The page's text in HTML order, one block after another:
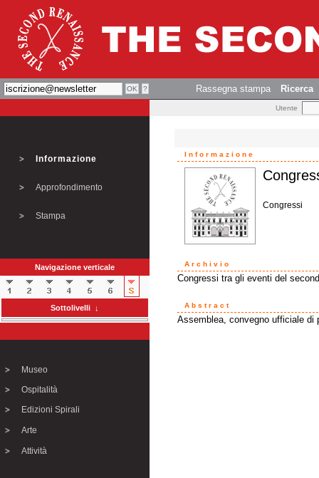
Rassegna stampa Ricerca
Utente
Informazione
Approfondimento
Stampa
Navigazione verticale
Sottolivelli ↓
Museo
Ospitalità
Edizioni Spirali
Arte
Attività
Informazione
Congressi
Archivio
Congressi tra gli eventi del
Abstract
Assemblea, convegno ufficiale di